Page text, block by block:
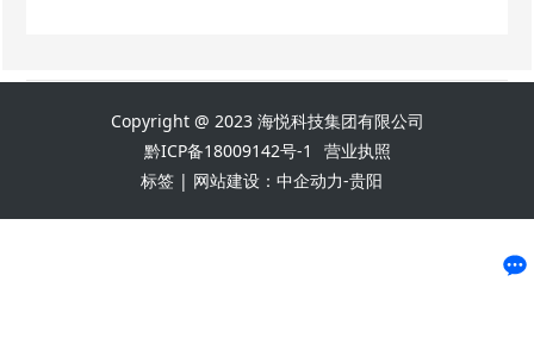
Copyright @ 2023 海悦科技集团有限公司
黔ICP备18009142号-1
营业执照
标签| 网站建设：中企动力-贵阳